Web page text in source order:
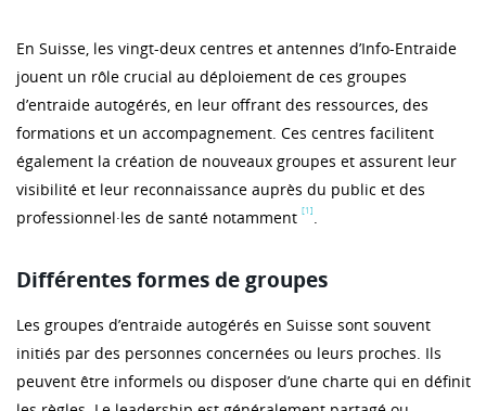
En Suisse, les vingt-deux centres et antennes d’Info-Entraide
jouent un rôle crucial au déploiement de ces groupes
d’entraide autogérés, en leur offrant des ressources, des
formations et un accompagnement. Ces centres facilitent
également la création de nouveaux groupes et assurent leur
visibilité et leur reconnaissance auprès du public et des
professionnel·les de santé notamment [1] .
Différentes formes de groupes
Les groupes d’entraide autogérés en Suisse sont souvent
initiés par des personnes concernées ou leurs proches. Ils
peuvent être informels ou disposer d’une charte qui en définit